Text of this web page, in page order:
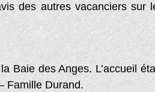
des autres vacanciers
Baie des Anges. L’accueil
Famille Durand.